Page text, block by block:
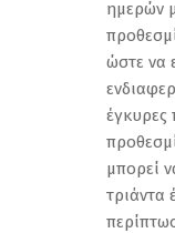
ημερών
ώστε να
έγκυρες
μπορεί
τριάντα